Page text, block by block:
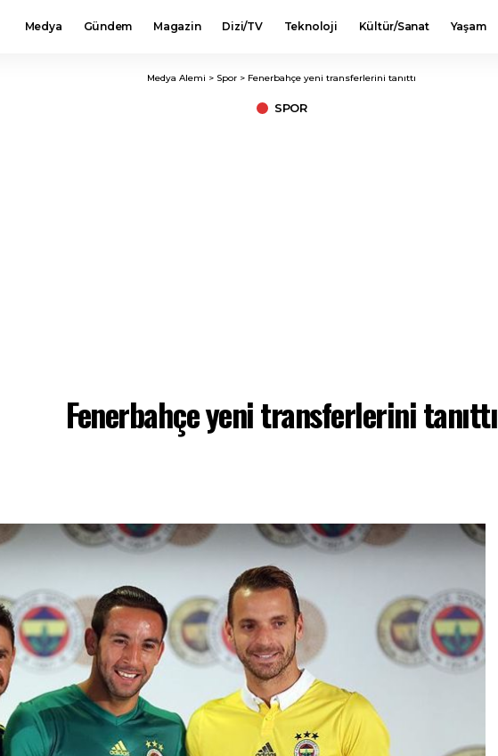
Medya Gündem Magazin Dizi/TV Teknoloji Kültür/Sanat Yaşam
Medya Alemi > Spor > Fenerbahçe yeni transferlerini tanıttı
SPOR
Fenerbahçe yeni transferlerini tanıttı